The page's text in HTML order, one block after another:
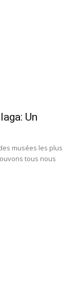
Un
musées les plus
tous nous